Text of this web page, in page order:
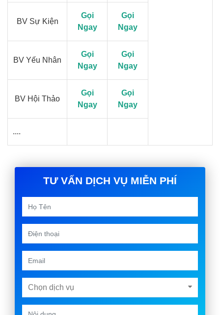
BV Sự Kiện
Gọi
Ngay
Gọi
Ngay
BV Yếu Nhân
Gọi
Ngay
Gọi
Ngay
BV Hội Thảo
Gọi
Ngay
Gọi
Ngay
....
TƯ VẤN DỊCH VỤ MIỄN PHÍ
Chọn dịch vụ